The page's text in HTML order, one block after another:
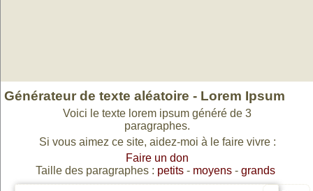
Générateur de texte aléatoire - Lorem Ipsum
Voici le texte lorem ipsum généré de 3
paragraphes.
Si vous aimez ce site, aidez-moi à le faire vivre :
Faire un don
Taille des paragraphes : petits - moyens - grands